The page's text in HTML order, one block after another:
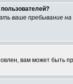
ваше пребывание
вам может быть